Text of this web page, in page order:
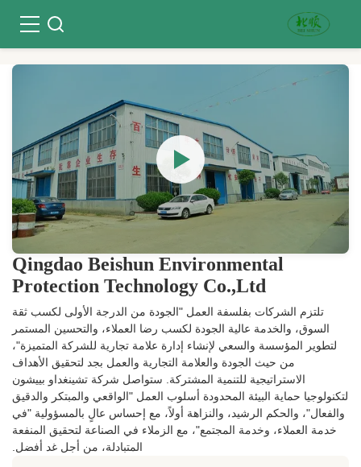
Qingdao Beishun Environmental
Protection Technology Co.,Ltd
تلتزم الشركات بفلسفة العمل "الجودة من الدرجة الأولى لكسب ثقة
السوق، والخدمة عالية الجودة لكسب رضا العملاء، والتحسين المستمر
لتطوير المؤسسة والسعي لإنشاء إدارة علامة تجارية للشركة المتميزة"،
من حيث الجودة والعلامة التجارية والعمل بجد لتحقيق الأهداف
الاستراتيجية للتنمية المشتركة. ستواصل شركة تشينغداو بييشون
لتكنولوجيا حماية البيئة المحدودة أسلوب العمل "الواقعي والمبتكر والدقيق
والفعال"، والحكم الرشيد، والنزاهة أولاً، مع إحساس عالٍ بالمسؤولية "في
خدمة العملاء، وخدمة المجتمع"، مع الزملاء في الصناعة لتحقيق المنفعة
المتبادلة، من أجل غد أفضل.